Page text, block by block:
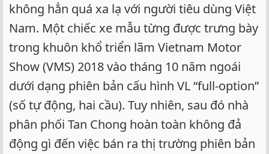
không hẳn quá xa lạ với người tiêu dùng Việt
Nam. Một chiếc xe mẫu từng được trưng bày
trong khuôn khổ triển lãm Vietnam Motor
Show (VMS) 2018 vào tháng 10 năm ngoái
dưới dạng phiên bản cấu hình VL “full-option”
(số tự động, hai cầu). Tuy nhiên, sau đó nhà
phân phối Tan Chong hoàn toàn không đả
động gì đến việc bán ra thị trường phiên bản